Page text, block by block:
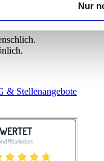
Nur
E-Rechnung, Druck)
& Stellenangebote